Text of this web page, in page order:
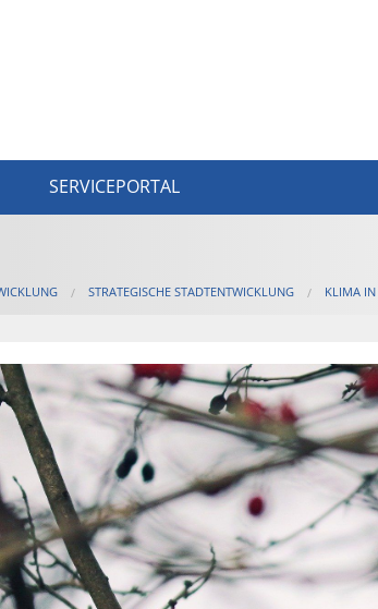
SERVICEPORTAL
STRATEGISCHE STADTENTWICKLUNG KLIMA IN